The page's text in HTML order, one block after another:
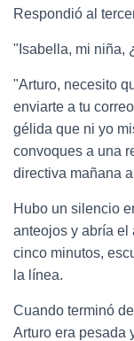
Respondió al
"Isabella, mi niña,
"Arturo, necesito
enviarte a tu
gélida que ni yo
convoques a una
directiva mañana
Hubo un silencio
anteojos y abría el
cinco minutos,
la línea.
Cuando terminó
Arturo era pesada